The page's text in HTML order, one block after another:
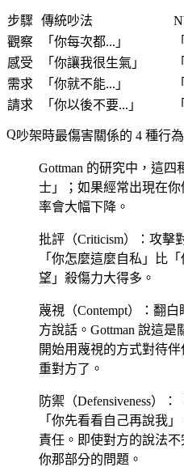
步驟 傳統吵法
觀察
「你每次都...」
感受
「你讓我很生氣」
需求
「你就不能...」
請求
「你以後不要...」
吵架時最傷害關係的 4 種行為
Gottman 的研究中，這
士」；如果經常出現在
率會大幅下降。
批評（Criticism）
：攻擊
「你怎麼這麼自私」比
望」殺傷力大得多。
蔑視（Contempt）
：翻
方說話。Gottman 說這
開始用蔑視的方式對待
重對方了。
防禦（Defensiveness）
：
「你先看看自己再說我
責任。即使對方的說法
你那部分的問題。